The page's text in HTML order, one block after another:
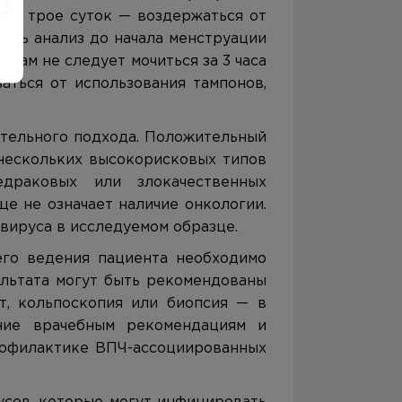
за трое суток — воздержаться от
анализ до начала менструации
не следует мочиться за 3 часа
от использования тампонов,
подхода. Положительный
высокорисковых типов
или злокачественных
не означает наличие онкологии.
в исследуемом образце.
ведения пациента необходимо
могут быть рекомендованы
кольпоскопия или биопсия — в
врачебным рекомендациям и
ВПЧ-ассоциированных